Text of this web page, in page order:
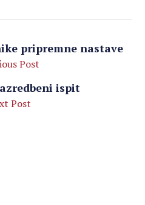
pripremne nastave
Post
ispit
Post